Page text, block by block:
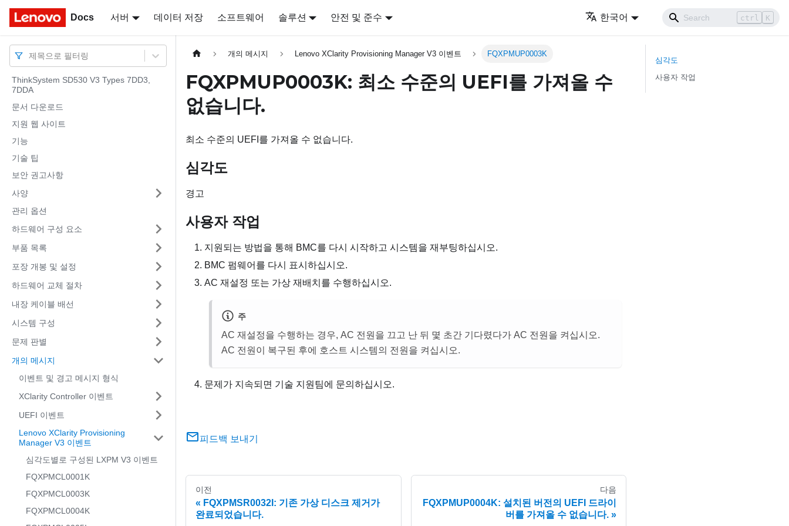
Docs 서버 데이터 저장 소프트웨어 솔루션 안전 및 준수 한국어 ctrl K
Docs
제목으로 필터링
ThinkSystem SD530 V3 Types 7DD3,
7DDA
문서 다운로드
지원 웹 사이트
기능
기술 팁
보안 권고사항
사양
관리 옵션
하드웨어 구성 요소
부품 목록
포장 개봉 및 설정
하드웨어 교체 절차
내장 케이블 배선
시스템 구성
문제 판별
개의 메시지
이벤트 및 경고 메시지 형식
XClarity Controller 이벤트
UEFI 이벤트
Lenovo XClarity Provisioning
Manager V3 이벤트
심각도별로 구성된 LXPM V3 이벤트
FQXPMCL0001K
FQXPMCL0003K
FQXPMCL0004K
개의 메시지 Lenovo XClarity Provisioning Manager V3 이벤트 FQXPMUP0003K
FQXPMUP0003K: 최소 수준의 UEFI를 가져올 수
없습니다.
최소 수준의 UEFI를 가져올 수 없습니다.
심각도
경고
사용자 작업
지원되는 방법을 통해 BMC를 다시 시작하고 시스템을 재부팅하십시오.
BMC 펌웨어를 다시 표시하십시오.
AC 재설정 또는 가상 재배치를 수행하십시오.
주
AC 재설정을 수행하는 경우, AC 전원을 끄고 난 뒤 몇 초간 기다렸다가 AC 전원을 켜십시오.
AC 전원이 복구된 후에 호스트 시스템의 전원을 켜십시오.
문제가 지속되면 기술 지원팀에 문의하십시오.
피드백 보내기
이전
FQXPMSR0032I: 기존 가상 디스크 제거가
완료되었습니다.
다음
FQXPMUP0004K: 설치된 버전의 UEFI 드라이
버를 가져올 수 없습니다.
심각도
사용자 작업